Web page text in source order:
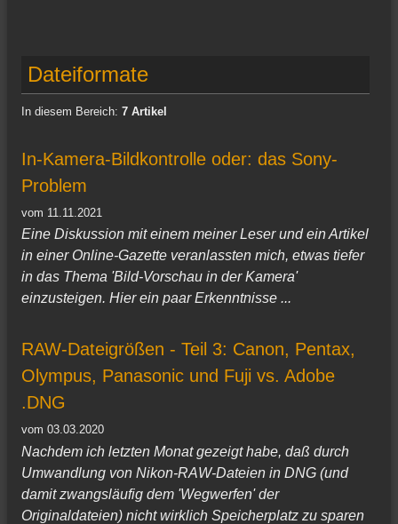
Dateiformate
In diesem Bereich: 7 Artikel
In-Kamera-Bildkontrolle oder: das Sony-
Problem
vom 11.11.2021
Eine Diskussion mit einem meiner Leser und ein Artikel
in einer Online-Gazette veranlassten mich, etwas tiefer
in das Thema 'Bild-Vorschau in der Kamera'
einzusteigen. Hier ein paar Erkenntnisse ...
RAW-Dateigrößen - Teil 3: Canon, Pentax,
Olympus, Panasonic und Fuji vs. Adobe
.DNG
vom 03.03.2020
Nachdem ich letzten Monat gezeigt habe, daß durch
Umwandlung von Nikon-RAW-Dateien in DNG (und
damit zwangsläufig dem 'Wegwerfen' der
Originaldateien) nicht wirklich Speicherplatz zu sparen